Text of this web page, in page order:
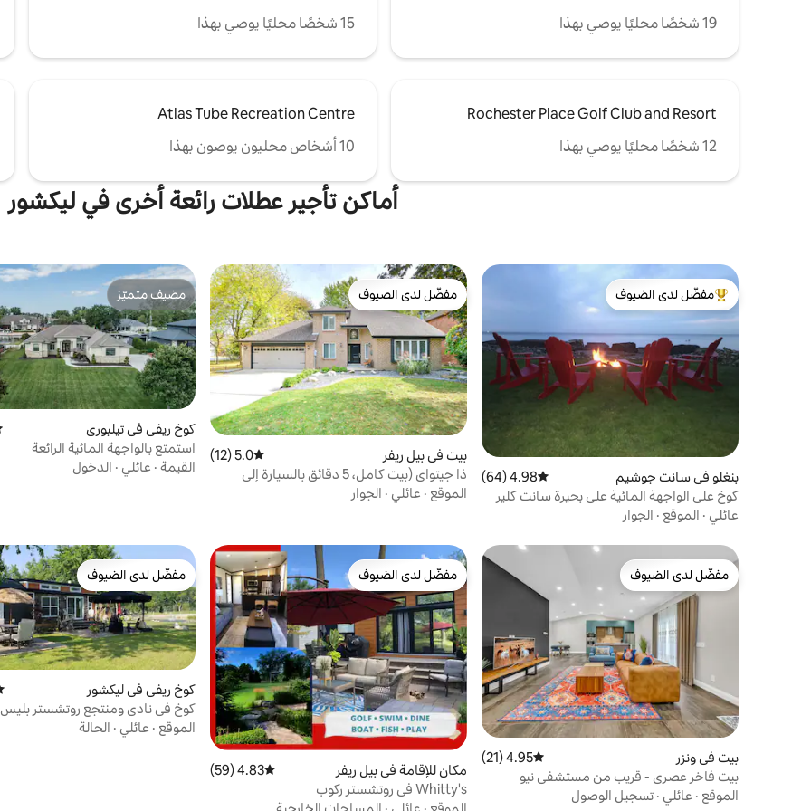
19 شخصًا محليًا يوصي بهذا
15 شخصًا محليًا يوصي بهذا
Rochester Place Golf Club and Resort
12 شخصًا محليًا يوصي بهذا
Atlas Tube Recreation Centre
10 أشخاص محليون يوصون بهذا
أماكن تأجير عطلات رائعة أخرى في ليكشور
من أبرز البيوت المفضّلة لدى الضيوف
مفضّل لدى الضيوف
بنغلو في سانت جوشيم متوسط التقييم 4.98 من 5، 64 مراجعات
4.98 (64)
كوخ على الواجهة المائية على بحيرة سانت كلير
عائلي · الموقع · الجوار
مفضّل لدى الضيوف
مفضّل لدى الضيوف
بيت في بيل ريفر متوسط التقييم 5.0 من 5، 12 مراجعات
5.0 (12)
ذا جيتواي (بيت كامل، 5 دقائق بالسيارة إلى
وندسور)
الموقع · عائلي · الجوار
مضيف متميّز
مضيف متميّز
كوخ ريفي في تيلبوري
استمتع بالواجهة المائية الرائعة
القيمة · عائلي · الدخول
مفضّل لدى الضيوف
مفضّل لدى الضيوف
بيت في ونزر متوسط التقييم 4.95 من 5، 21 مراجعات
4.95 (21)
بيت فاخر عصري - قريب من مستشفى نيو
وندسور
الموقع · عائلي · تسجيل الوصول
مفضّل لدى الضيوف
مفضّل لدى الضيوف
مكان للإقامة في بيل ريفر متوسط التقييم 4.83 من 5، 59 مراجعات
4.83 (59)
Whitty's في روتشستر ركوب
القوارب•الغولف•صيد الأسماك•السباحة
مفضّل لدى الضيوف
مفضّل لدى الضيوف
كوخ ريفي في ليكشور
كوخ في نادي ومنتجع روتشستر
الموقع · عائلي · الحالة